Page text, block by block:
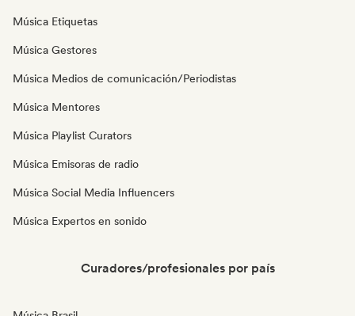
Música Etiquetas
Música Gestores
Música Medios de comunicación/Periodistas
Música Mentores
Música Playlist Curators
Música Emisoras de radio
Música Social Media Influencers
Música Expertos en sonido
Curadores/profesionales por país